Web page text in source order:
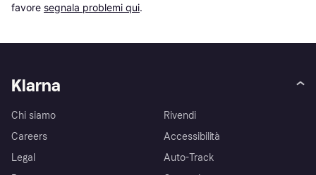
favore segnala problemi qui.
Klarna
Chi siamo
Careers
Legal
Rivendi
Accessibilità
Auto-Track